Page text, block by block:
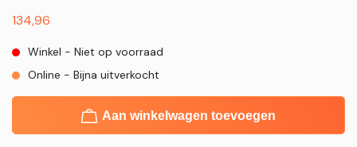
Normale
134,96
Winkel - Niet op voorraad
Online - Bijna uitverkocht
Aan winkelwagen toevoegen